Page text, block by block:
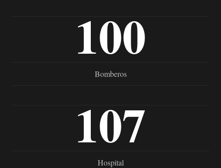
100
Bomberos
107
Hospital